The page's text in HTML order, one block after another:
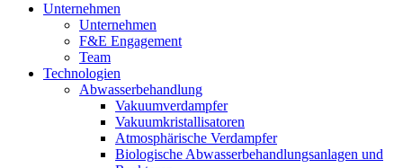
Unternehmen
Unternehmen
F&E Engagement
Team
Technologien
Abwasserbehandlung
Vakuumverdampfer
Vakuumkristallisatoren
Atmosphärische Verdampfer
Biologische Abwasserbehandlungsanlagen und